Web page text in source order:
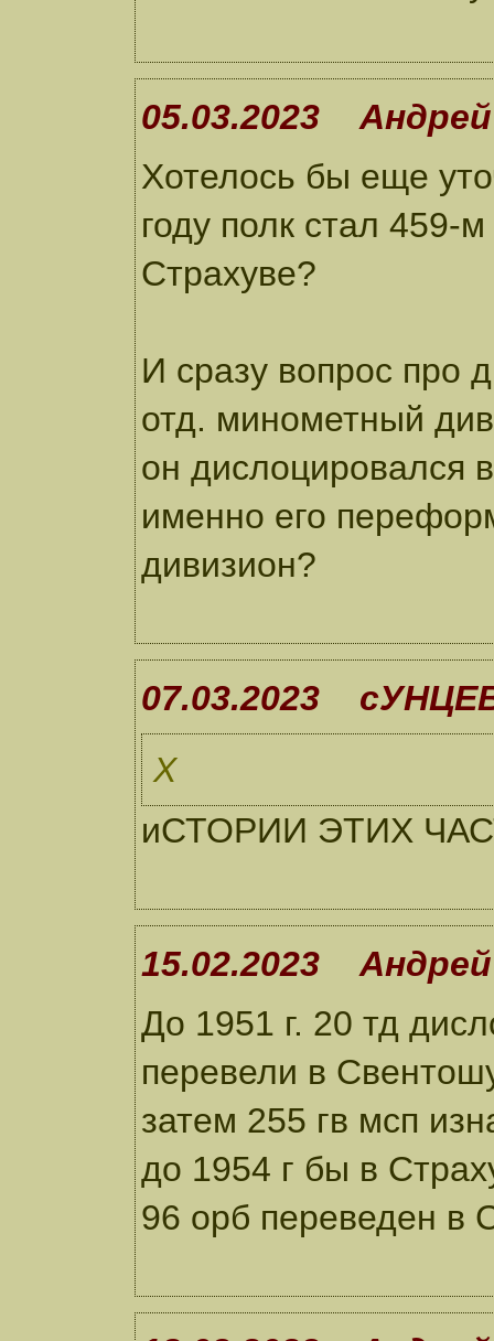
05.03.2023 Андрей
Хотелось бы еще
году полк стал 459-
Страхуве?
И сразу вопрос про
отд. минометный
он дислоцировался
именно его
дивизион?
07.03.2023
Х
иСТОРИИ ЭТИХ
15.02.2023 Андрей
До 1951 г. 20 тд
перевели в
затем 255 гв мсп
до 1954 г бы в
96 орб переведен в